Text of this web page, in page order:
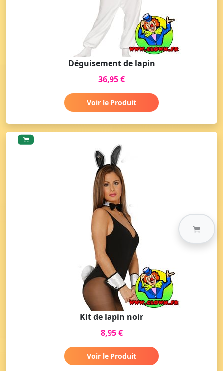
Déguisement de lapin
36,95 €
Voir le Produit
Kit de lapin noir
8,95 €
Voir le Produit